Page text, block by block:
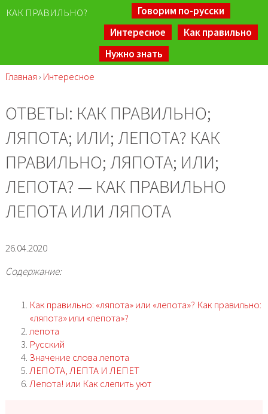
КАК ПРАВИЛЬНО?
Говорим по-русски
Интересное
Как правильно
Нужно знать
Главная › Интересное
ОТВЕТЫ: КАК ПРАВИЛЬНО;
ЛЯПОТА; ИЛИ; ЛЕПОТА? КАК
ПРАВИЛЬНО; ЛЯПОТА; ИЛИ;
ЛЕПОТА? — КАК ПРАВИЛЬНО
ЛЕПОТА ИЛИ ЛЯПОТА
26.04.2020
Содержание:
Как правильно: «ляпота» или «лепота»? Как правильно:
«ляпота» или «лепота»?
лепота
Русский
Значение слова лепота
ЛЕПОТА, ЛЕПТА И ЛЕПЕТ
Лепота! или Как слепить уют